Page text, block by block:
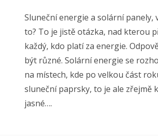
Sluneční energie a solární panely,
to? To je jistě otázka, nad kterou
každý, kdo platí za energie.
být různé. Solární energie se
na místech, kde po velkou část
sluneční paprsky, to je ale zřejmě
jasné….